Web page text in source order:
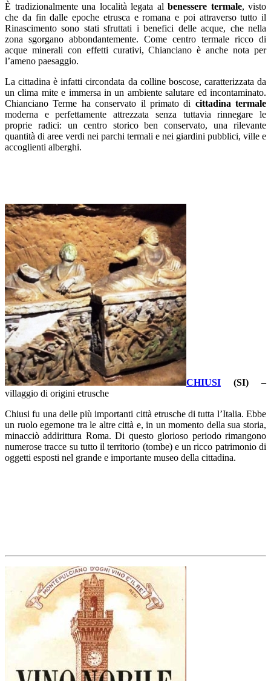
È tradizionalmente una località legata al benessere termale, visto
che da fin dalle epoche etrusca e romana e poi attraverso tutto il
Rinascimento sono stati sfruttati i benefici delle acque, che nella
zona sgorgano abbondantemente. Come centro termale ricco di
acque minerali con effetti curativi, Chianciano è anche nota per
l’ameno paesaggio.
La cittadina è infatti circondata da colline boscose, caratterizzata da
un clima mite e immersa in un ambiente salutare ed incontaminato.
Chianciano Terme ha conservato il primato di cittadina termale
moderna e perfettamente attrezzata senza tuttavia rinnegare le
proprie radici: un centro storico ben conservato, una rilevante
quantità di aree verdi nei parchi termali e nei giardini pubblici, ville e
accoglienti alberghi.
CHIUSI (SI) –
villaggio di origini etrusche
Chiusi fu una delle più importanti città etrusche di tutta l’Italia. Ebbe
un ruolo egemone tra le altre città e, in un momento della sua storia,
minacciò addirittura Roma. Di questo glorioso periodo rimangono
numerose tracce su tutto il territorio (tombe) e un ricco patrimonio di
oggetti esposti nel grande e importante museo della cittadina.